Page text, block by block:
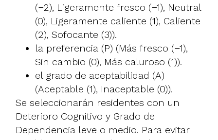
(−2), Ligeramente fresco (−1), Neutral
(0), Ligeramente caliente (1), Caliente
(2), Sofocante (3)).
la preferencia (P) (Más fresco (−1),
Sin cambio (0), Más caluroso (1)).
el grado de aceptabilidad (A)
(Aceptable (1), Inaceptable (0)).
Se seleccionarán residentes con un
Deterioro Cognitivo y Grado de
Dependencia leve o medio. Para evitar